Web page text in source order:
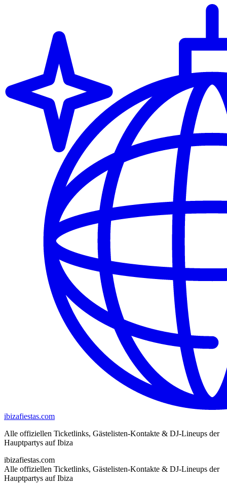
ibizafiestas.com
Alle offiziellen Ticketlinks, Gästelisten-Kontakte & DJ-Lineups der
Hauptpartys auf Ibiza
ibizafiestas.com
Alle offiziellen Ticketlinks, Gästelisten-Kontakte & DJ-Lineups der
Hauptpartys auf Ibiza